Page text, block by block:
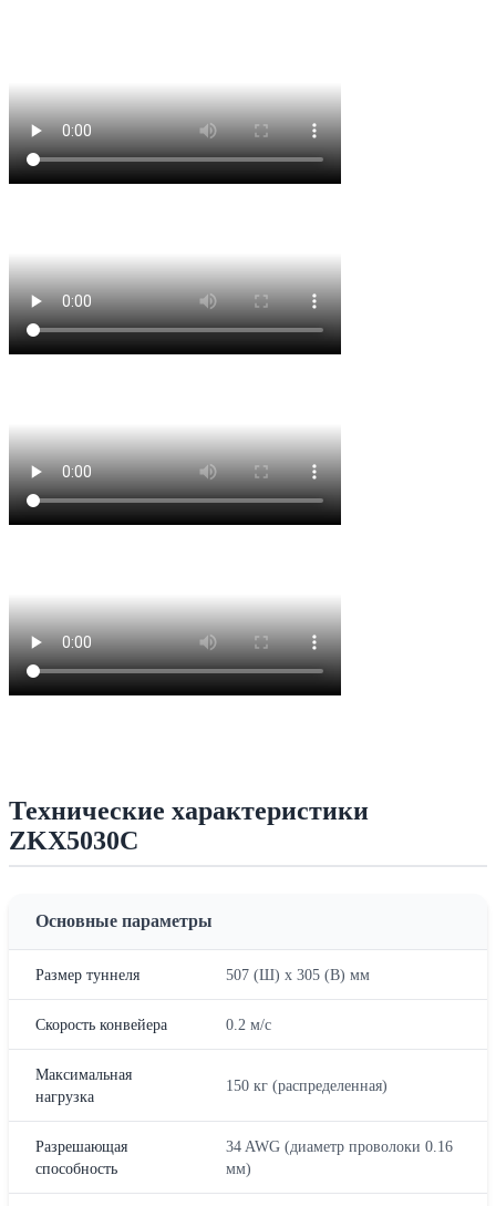
Технические характеристики
ZKX5030C
Основные параметры
Размер туннеля 507 (Ш) x 305 (В) мм
Скорость конвейера 0.2 м/с
Максимальная
нагрузка
150 кг (распределенная)
Разрешающая
способность
34 AWG (диаметр проволоки 0.16
мм)